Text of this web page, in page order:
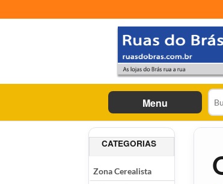
Menu
CATEGORIAS
Zona Cerealista